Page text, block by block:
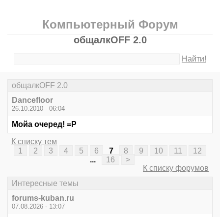
Компьютерный Форум
общалкOFF 2.0
Найти!
общалкOFF 2.0
Dancefloor
26.10.2010 - 06:04
Мойа очеред! =Р
К списку тем
1
2 3 4 5 6 7 8 9 10 11
12
16
>
К списку форумов
Интересные темы
forums-kuban.ru
07.08.2026 - 13:07